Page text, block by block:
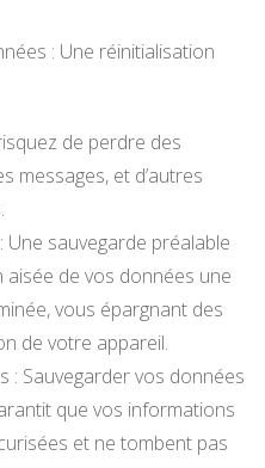
: Une réinitialisation
de perdre des
messages, et d’autres
Une sauvegarde préalable
de vos données une
vous épargnant des
de votre appareil.
: Sauvegarder vos données
que vos informations
et ne tombent pas